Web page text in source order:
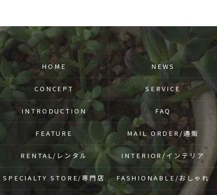
HOME NEWS
CONCEPT SERVICE
INTRODUCTION FAQ
FEATURE MAIL ORDER/通販
RENTAL/レンタル INTERIOR/インテリア
SPECIALTY STORE/専門店 FASHIONABLE/おしゃれ